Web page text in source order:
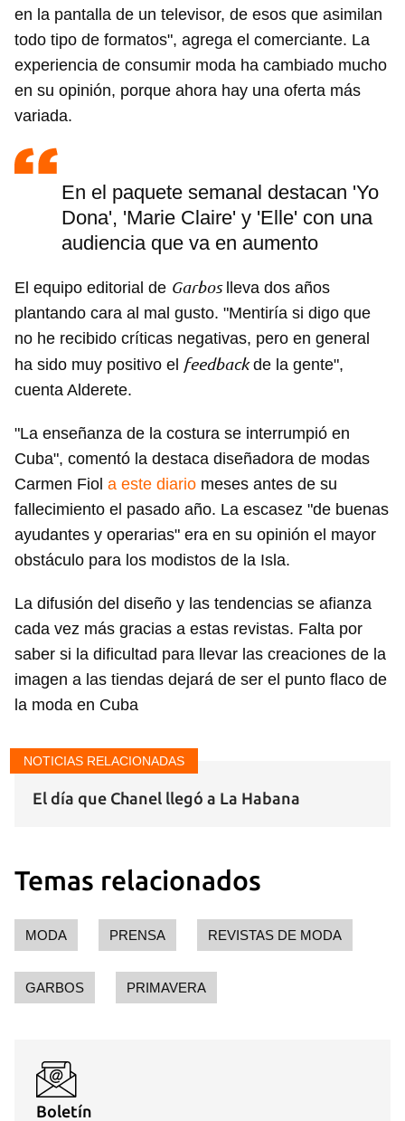
Para poder guardar como favorito, primero has de
iniciar sesión con tu cuenta de 14ymedio.
INICIAR SESIÓN CANCELAR
en la pantalla de un televisor, de esos que asimilan
todo tipo de formatos", agrega el comerciante. La
experiencia de consumir moda ha cambiado mucho
en su opinión, porque ahora hay una oferta más
variada.
En el paquete semanal destacan 'Yo
Dona', 'Marie Claire' y 'Elle' con una
audiencia que va en aumento
El equipo editorial de Garboslleva dos años
plantando cara al mal gusto. "Mentiría si digo que
no he recibido críticas negativas, pero en general
ha sido muy positivo el feedbackde la gente",
cuenta Alderete.
"La enseñanza de la costura se interrumpió en
Cuba", comentó la destaca diseñadora de modas
Carmen Fiol a este diario meses antes de su
fallecimiento el pasado año. La escasez "de buenas
ayudantes y operarias" era en su opinión el mayor
obstáculo para los modistos de la Isla.
La difusión del diseño y las tendencias se afianza
cada vez más gracias a estas revistas. Falta por
saber si la dificultad para llevar las creaciones de la
imagen a las tiendas dejará de ser el punto flaco de
la moda en Cuba
NOTICIAS RELACIONADAS
El día que Chanel llegó a La Habana
Temas relacionados
MODA PRENSA REVISTAS DE MODA
GARBOS PRIMAVERA
Boletín